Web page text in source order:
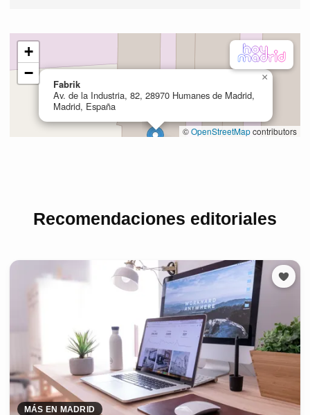
Recomendaciones editoriales
MÁS EN MADRID